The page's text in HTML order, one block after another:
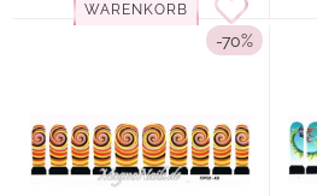
WARENKORB
-70%